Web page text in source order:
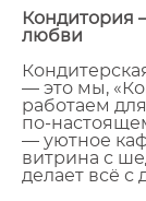
Кондитория
любви
— это мы,
работаем
по-
— уютное
витрина с
делает всё с